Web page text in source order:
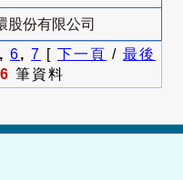
股份有限公司
6, 7 [ 下一頁 / 最後
筆資料